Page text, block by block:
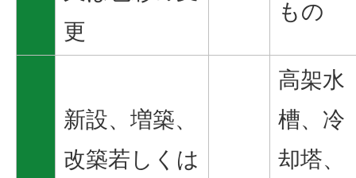
更
もの
新設、増築、
改築若しくは
高架水
槽、冷
却塔、